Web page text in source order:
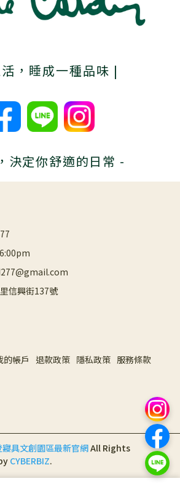
，睡成一種品味 |
決定你舒適的日常 -
信興街137號
的帳戶 退款政策 隱私政策 服務條款
具文創園區最新官網All Rights
CYBERBIZ.